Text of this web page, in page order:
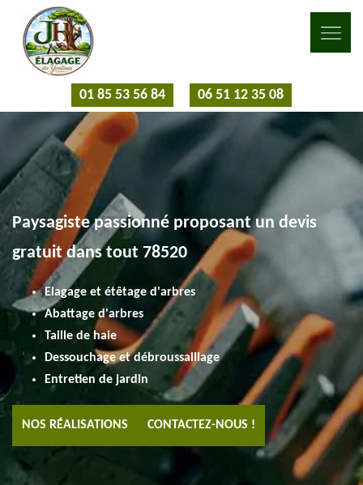
01 85 53 56 84 06 51 12 35 08
Paysagiste passionné proposant un devis
gratuit dans tout 78520
Elagage et étêtage d'arbres
Abattage d'arbres
Taille de haie
Dessouchage et débroussaillage
Entretien de jardin
NOS RÉALISATIONS CONTACTEZ-NOUS !